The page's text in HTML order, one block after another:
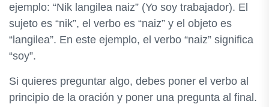
ejemplo: “Nik langilea naiz” (Yo soy trabajador). El
sujeto es “nik”, el verbo es “naiz” y el objeto es
“langilea”. En este ejemplo, el verbo “naiz” significa
“soy”.
Si quieres preguntar algo, debes poner el verbo al
principio de la oración y poner una pregunta al final.